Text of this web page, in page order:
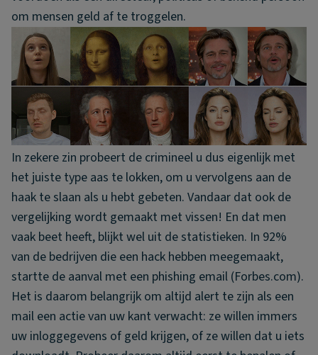
om mensen geld af te troggelen.
In zekere zin probeert de crimineel u dus eigenlijk met
het juiste type aas te lokken, om u vervolgens aan de
haak te slaan als u hebt gebeten. Vandaar dat ook de
vergelijking wordt gemaakt met vissen! En dat men
vaak beet heeft, blijkt wel uit de statistieken. In 92%
van de bedrijven die een hack hebben meegemaakt,
startte de aanval met een phishing email (Forbes.com).
Het is daarom belangrijk om altijd alert te zijn als een
mail een actie van uw kant verwacht: ze willen immers
uw inloggegevens of geld krijgen, of ze willen dat u iets